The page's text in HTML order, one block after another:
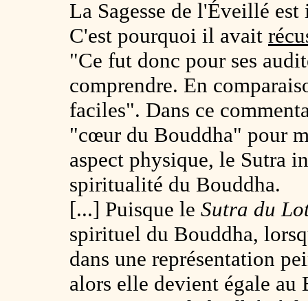
La Sagesse de l'Éveillé
C'est pourquoi il avait
"Ce fut donc pour ses
comprendre. En
faciles". Dans ce
"cœur du Bouddha" pour
aspect physique, le Sutra
spiritualité du Bouddha.
[...] Puisque le Sutra du
spirituel du Bouddha,
dans une représentation
alors elle devient égale au